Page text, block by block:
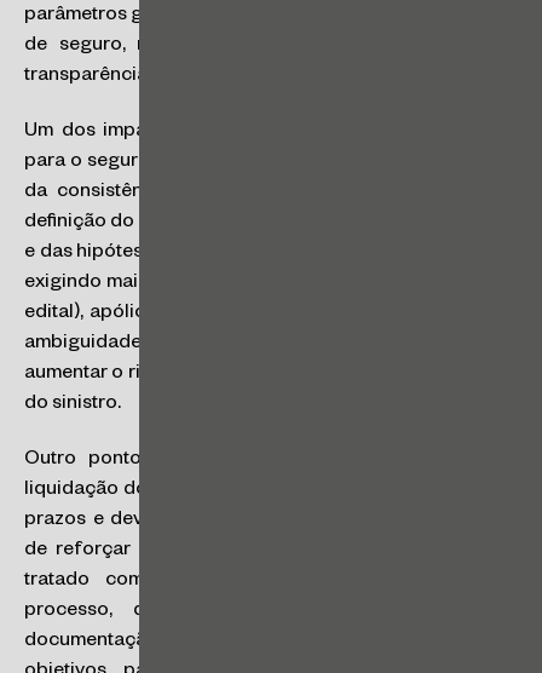
parâmetros gerais obrigatórios para todos os contratos
de seguro, reforçando deveres de boa‑fé objetiva,
transparência, cooperação e coerência documental.
Um dos impactos mais relevantes da nova legislação
para o seguro garantia está na valorização da clareza e
da consistência entre os instrumentos contratuais. A
definição do objeto garantido, das obrigações cobertas
e das hipóteses de inadimplemento ganha centralidade,
exigindo maior alinhamento entre contrato principal (ou
edital), apólice e eventuais aditivos. Inconsistências ou
ambiguidades entre esses documentos tendem a
aumentar o risco de controvérsias na fase de regulação
do sinistro.
Outro ponto de destaque refere‑se à regulação e
liquidação do sinistro. A Nova Lei dos Seguros introduz
prazos e deveres informacionais mais rigorosos, além
de reforçar a noção de que o sinistro não deve ser
tratado como um evento isolado, mas como um
processo, que envolve comunicação tempestiva,
documentação adequada e observância de marcos